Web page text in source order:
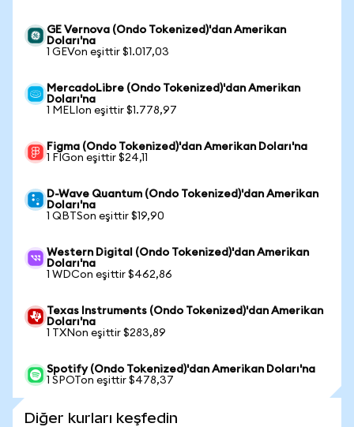
GE Vernova (Ondo Tokenized)'dan Amerikan
Doları'na
1 GEVon eşittir $1.017,03
MercadoLibre (Ondo Tokenized)'dan Amerikan
Doları'na
1 MELIon eşittir $1.778,97
Figma (Ondo Tokenized)'dan Amerikan Doları'na
1 FIGon eşittir $24,11
D-Wave Quantum (Ondo Tokenized)'dan Amerikan
Doları'na
1 QBTSon eşittir $19,90
Western Digital (Ondo Tokenized)'dan Amerikan
Doları'na
1 WDCon eşittir $462,86
Texas Instruments (Ondo Tokenized)'dan Amerikan
Doları'na
1 TXNon eşittir $283,89
Spotify (Ondo Tokenized)'dan Amerikan Doları'na
1 SPOTon eşittir $478,37
Diğer kurları keşfedin